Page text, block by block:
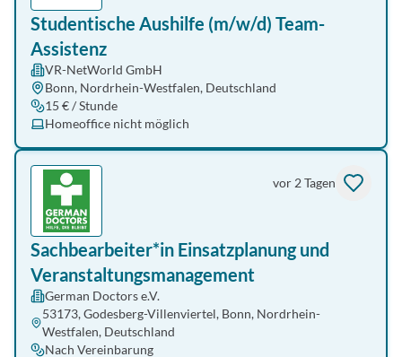
Studentische Aushilfe (m/w/d) Team-
Assistenz
VR-NetWorld GmbH
Bonn, Nordrhein-Westfalen, Deutschland
15 € / Stunde
Homeoffice nicht möglich
vor 2 Tagen
Sachbearbeiter*in Einsatzplanung und
Veranstaltungsmanagement
German Doctors e.V.
53173, Godesberg-Villenviertel, Bonn, Nordrhein-
Westfalen, Deutschland
Nach Vereinbarung